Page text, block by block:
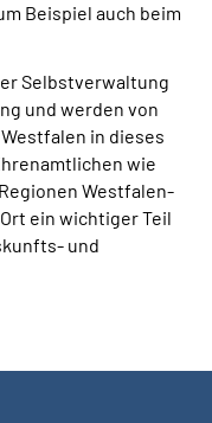
Beispiel auch beim
Selbstverwaltung
und werden von
in dieses
wie
Westfalen-
ein wichtiger Teil
und